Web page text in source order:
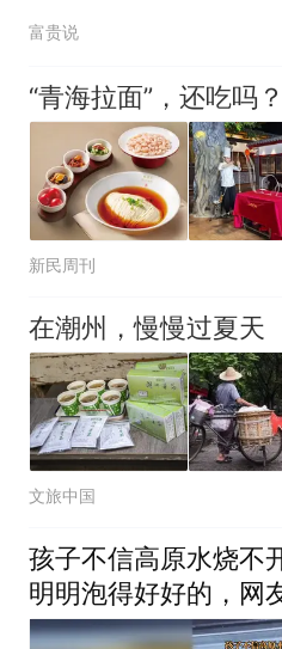
富贵说
“青海拉面”，还吃吗
新民周刊
在潮州，慢慢过夏天
文旅中国
孩子不信高原水烧不
明明泡得好好的，网
书的重要性